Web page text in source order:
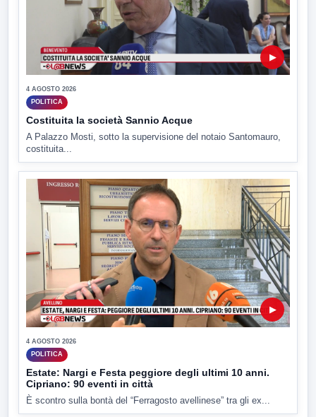
▶
4 AGOSTO 2026
POLITICA
Costituita la società Sannio Acque
A Palazzo Mosti, sotto la supervisione del notaio Santomauro,
costituita...
▶
4 AGOSTO 2026
POLITICA
Estate: Nargi e Festa peggiore degli ultimi 10 anni.
Cipriano: 90 eventi in città
È scontro sulla bontà del “Ferragosto avellinese” tra gli ex...